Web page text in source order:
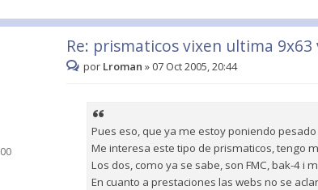
Re: prismaticos vixen ultima
por Lroman »07 Oct 2005, 20:44
Pues eso, que ya me estoy poniendo
Me interesa este tipo de prismaticos, tengo
Los dos, como ya se sabe, son FMC, bak-4 i
En cuanto a prestaciones las webs no se